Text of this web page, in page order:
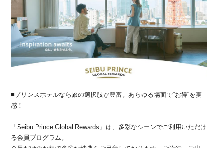
■プリンスホテルなら旅の選択肢が豊富。あらゆる場面で“お得”を実
感！
「Seibu Prince Global Rewards」は、多彩なシーンでご利用いただけ
る会員プログラム。